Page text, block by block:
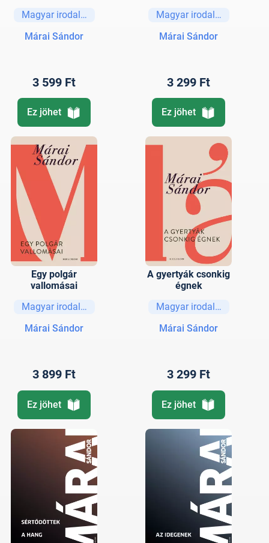
Magyar irodalom
Márai Sándor
3 599 Ft
Ez jöhet
Magyar irodalom
Márai Sándor
3 299 Ft
Ez jöhet
Egy polgár
vallomásai
Magyar irodalom
Márai Sándor
3 899 Ft
Ez jöhet
A gyertyák csonkig
égnek
Magyar irodalom
Márai Sándor
3 299 Ft
Ez jöhet